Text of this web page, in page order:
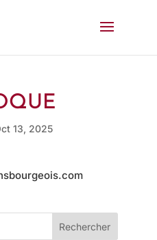
13, 2025
Rechercher